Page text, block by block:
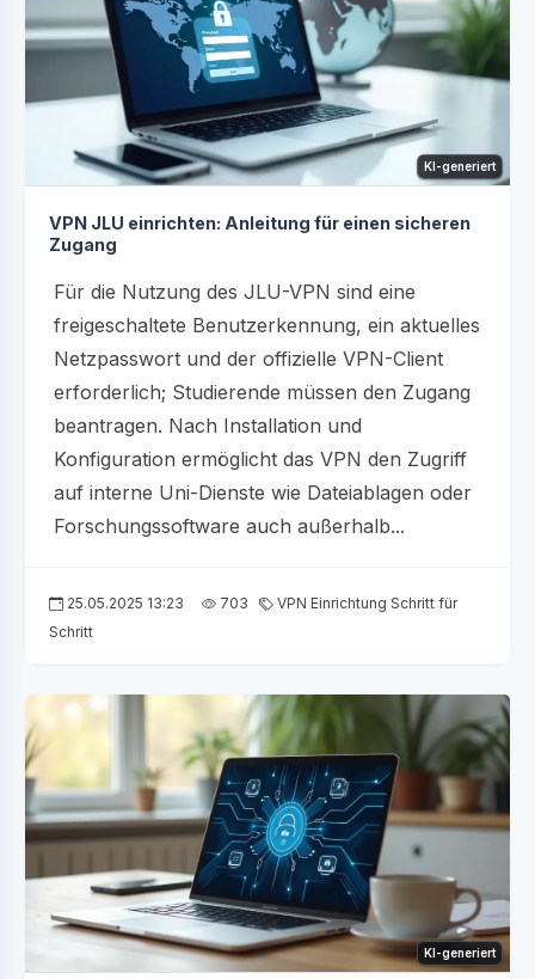
KI-generiert
VPN JLU einrichten: Anleitung für einen sicheren
Zugang
Für die Nutzung des JLU-VPN sind eine
freigeschaltete Benutzerkennung, ein aktuelles
Netzpasswort und der offizielle VPN-Client
erforderlich; Studierende müssen den Zugang
beantragen. Nach Installation und
Konfiguration ermöglicht das VPN den Zugriff
auf interne Uni-Dienste wie Dateiablagen oder
Forschungssoftware auch außerhalb...
25.05.2025 13:23 703
VPN Einrichtung Schritt für
Schritt
KI-generiert